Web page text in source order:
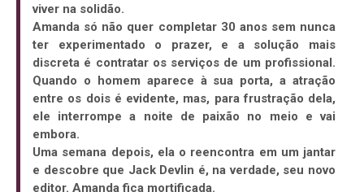
viver na solidão.
Amanda só não quer completar 30 anos sem nunca
ter experimentado o prazer, e a solução mais
discreta é contratar os serviços de um profissional.
Quando o homem aparece à sua porta, a atração
entre os dois é evidente, mas, para frustração dela,
ele interrompe a noite de paixão no meio e vai
embora.
Uma semana depois, ela o reencontra em um jantar
e descobre que Jack Devlin é, na verdade, seu novo
editor. Amanda fica mortificada.